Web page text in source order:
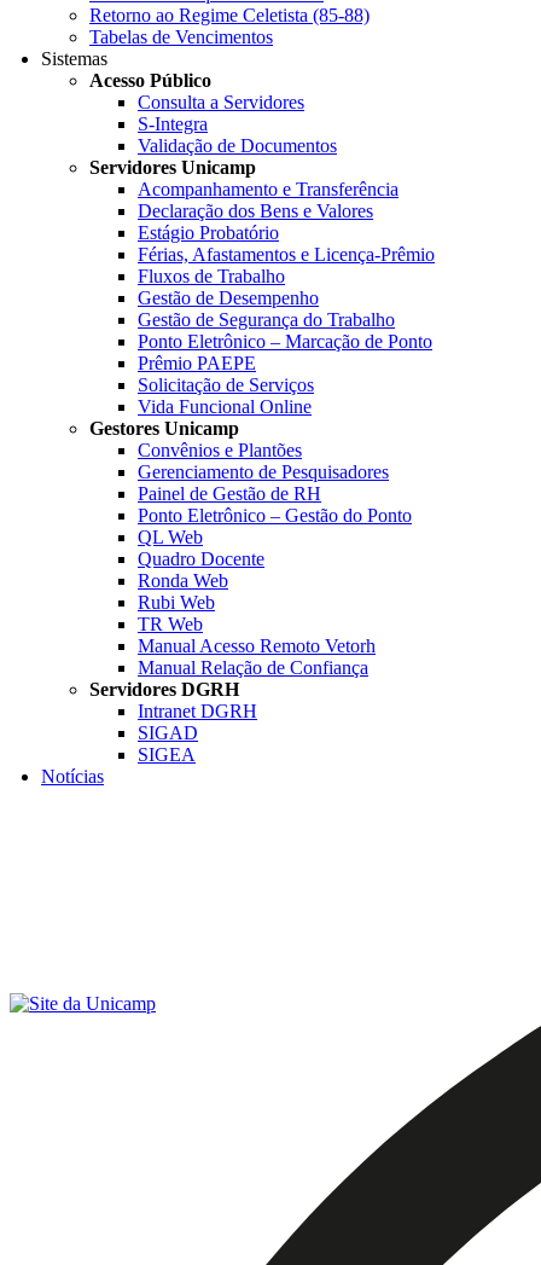
Retorno ao Regime Celetista (85-88)
Tabelas de Vencimentos
Sistemas
Acesso Público
Consulta a Servidores
S-Integra
Validação de Documentos
Servidores Unicamp
Acompanhamento e Transferência
Declaração dos Bens e Valores
Estágio Probatório
Férias, Afastamentos e Licença-Prêmio
Fluxos de Trabalho
Gestão de Desempenho
Gestão de Segurança do Trabalho
Ponto Eletrônico – Marcação de Ponto
Prêmio PAEPE
Solicitação de Serviços
Vida Funcional Online
Gestores Unicamp
Convênios e Plantões
Gerenciamento de Pesquisadores
Painel de Gestão de RH
Ponto Eletrônico – Gestão do Ponto
QL Web
Quadro Docente
Ronda Web
Rubi Web
TR Web
Manual Acesso Remoto Vetorh
Manual Relação de Confiança
Servidores DGRH
Intranet DGRH
SIGAD
SIGEA
Notícias